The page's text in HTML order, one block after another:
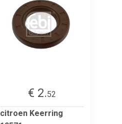
€ 2.52
citroen Keerring